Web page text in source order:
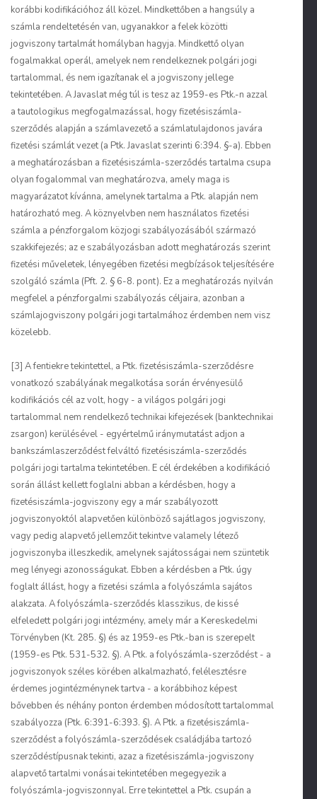
korábbi kodifikációhoz áll közel. Mindkettőben a hangsúly a
számla rendeltetésén van, ugyanakkor a felek közötti
jogviszony tartalmát homályban hagyja. Mindkettő olyan
fogalmakkal operál, amelyek nem rendelkeznek polgári jogi
tartalommal, és nem igazítanak el a jogviszony jellege
tekintetében. A Javaslat még túl is tesz az 1959-es Ptk.-n azzal
a tautologikus megfogalmazással, hogy fizetésiszámla-
szerződés alapján a számlavezető a számlatulajdonos javára
fizetési számlát vezet (a Ptk. Javaslat szerinti 6:394. §-a). Ebben
a meghatározásban a fizetésiszámla-szerződés tartalma csupa
olyan fogalommal van meghatározva, amely maga is
magyarázatot kívánna, amelynek tartalma a Ptk. alapján nem
határozható meg. A köznyelvben nem használatos fizetési
számla a pénzforgalom közjogi szabályozásából származó
szakkifejezés; az e szabályozásban adott meghatározás szerint
fizetési műveletek, lényegében fizetési megbízások teljesítésére
szolgáló számla (Pft. 2. § 6-8. pont). Ez a meghatározás nyilván
megfelel a pénzforgalmi szabályozás céljaira, azonban a
számlajogviszony polgári jogi tartalmához érdemben nem visz
közelebb.
[3] A fentiekre tekintettel, a Ptk. fizetésiszámla-szerződésre
vonatkozó szabályának megalkotása során érvényesülő
kodifikációs cél az volt, hogy - a világos polgári jogi
tartalommal nem rendelkező technikai kifejezések (banktechnikai
zsargon) kerülésével - egyértelmű iránymutatást adjon a
bankszámlaszerződést felváltó fizetésiszámla-szerződés
polgári jogi tartalma tekintetében. E cél érdekében a kodifikáció
során állást kellett foglalni abban a kérdésben, hogy a
fizetésiszámla-jogviszony egy a már szabályozott
jogviszonyoktól alapvetően különböző sajátlagos jogviszony,
vagy pedig alapvető jellemzőit tekintve valamely létező
jogviszonyba illeszkedik, amelynek sajátosságai nem szüntetik
meg lényegi azonosságukat. Ebben a kérdésben a Ptk. úgy
foglalt állást, hogy a fizetési számla a folyószámla sajátos
alakzata. A folyószámla-szerződés klasszikus, de kissé
elfeledett polgári jogi intézmény, amely már a Kereskedelmi
Törvényben (Kt. 285. §) és az 1959-es Ptk.-ban is szerepelt
(1959-es Ptk. 531-532. §). A Ptk. a folyószámla-szerződést - a
jogviszonyok széles körében alkalmazható, felélesztésre
érdemes jogintézménynek tartva - a korábbihoz képest
bővebben és néhány ponton érdemben módosított tartalommal
szabályozza (Ptk. 6:391-6:393. §). A Ptk. a fizetésiszámla-
szerződést a folyószámla-szerződések családjába tartozó
szerződéstípusnak tekinti, azaz a fizetésiszámla-jogviszony
alapvető tartalmi vonásai tekintetében megegyezik a
folyószámla-jogviszonnyal. Erre tekintettel a Ptk. csupán a